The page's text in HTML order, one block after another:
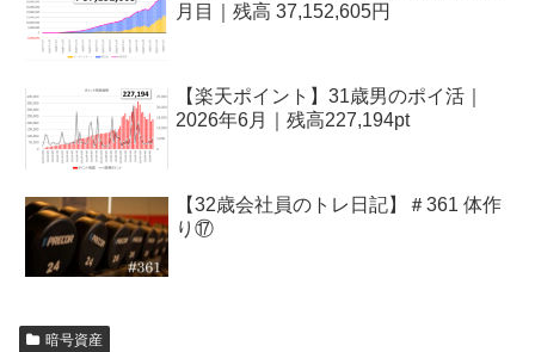
月目｜残高 37,152,605円
【楽天ポイント】31歳男のポイ活｜
2026年6月｜残高227,194pt
【32歳会社員のトレ日記】＃361 体作
り⑰
暗号資産